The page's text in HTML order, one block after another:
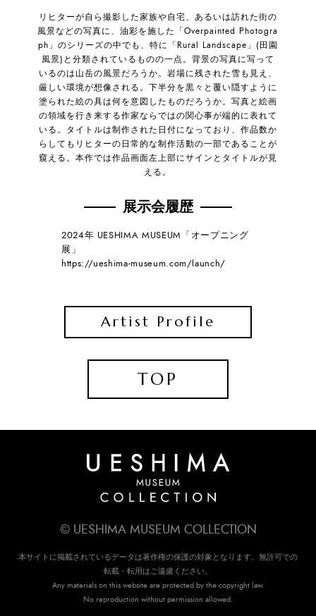
リヒターが自ら撮影した家族や自宅、あるいは訪れた街の
風景などの写真に、油彩を施した「Overpainted Photogra
ph」のシリーズの中でも、特に「Rural Landscape」(田園
風景)と分類されているものの一点。背景の写真に写って
いるのは山岳の風景だろうか。岩場に残された雪も見え、
厳しい環境が想像される。下半分を黒々と覆い隠すように
塗られた絵の具は何を意図したものだろうか。写真と絵画
の領域を行き来する作家ならではの関心事が端的に表れて
いる。タイトルは制作された日付になっており、作品数か
らしてもリヒターの日常的な制作活動の一部であることが
窺える。本作では作品画面左上部にサインとタイトルが見
える。
展示会履歴
2024年 UESHIMA MUSEUM「オープニング
展」
https://ueshima-museum.com/launch/
Artist Profile
TOP
© UESHIMA MUSEUM COLLECTION
本サイトに掲載されているデータは著作権の保護の対象となります。無許可での
転載・転用はご遠慮ください。
Any materials on this website are protected by the copyright law.
No reproduction without permission allowed.